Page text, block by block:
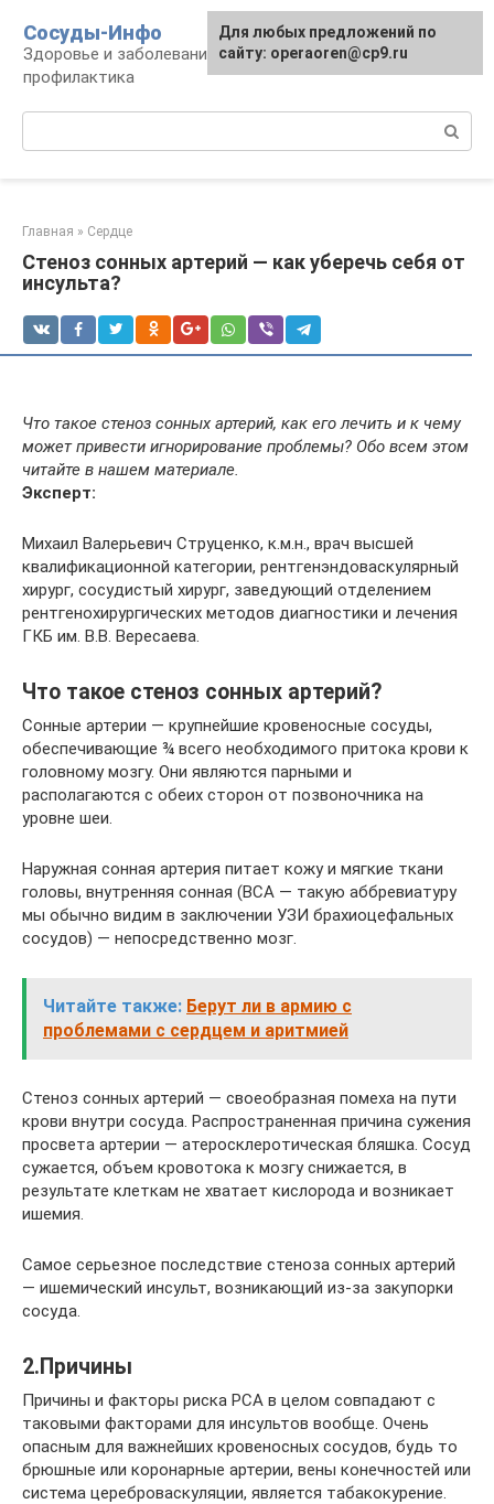
контенту
Сосуды-Инфо
Здоровье и заболевания сосудов и сердца,
профилактика
Главная » Сердце
Стеноз сонных артерий — как уберечь себя от
инсульта?
Что такое стеноз сонных артерий, как его лечить и к чему
может привести игнорирование проблемы? Обо всем этом
читайте в нашем материале.
Эксперт:
Михаил Валерьевич Струценко, к.м.н., врач высшей
квалификационной категории, рентгенэндоваскулярный
хирург, сосудистый хирург, заведующий отделением
рентгенохирургических методов диагностики и лечения
ГКБ им. В.В. Вересаева.
Что такое стеноз сонных артерий?
Сонные артерии — крупнейшие кровеносные сосуды,
обеспечивающие ¾ всего необходимого притока крови к
головному мозгу. Они являются парными и
располагаются с обеих сторон от позвоночника на
уровне шеи.
Наружная сонная артерия питает кожу и мягкие ткани
головы, внутренняя сонная (ВСА — такую аббревиатуру
мы обычно видим в заключении УЗИ брахиоцефальных
сосудов) — непосредственно мозг.
Читайте также: Берут ли в армию с
проблемами с сердцем и аритмией
Стеноз сонных артерий — своеобразная помеха на пути
крови внутри сосуда. Распространенная причина сужения
просвета артерии — атеросклеротическая бляшка. Сосуд
сужается, объем кровотока к мозгу снижается, в
результате клеткам не хватает кислорода и возникает
ишемия.
Самое серьезное последствие стеноза сонных артерий
— ишемический инсульт, возникающий из-за закупорки
сосуда.
2.Причины
Причины и факторы риска РСА в целом совпадают с
таковыми факторами для инсультов вообще. Очень
опасным для важнейших кровеносных сосудов, будь то
брюшные или коронарные артерии, вены конечностей или
система цереброваскуляции, является табакокурение.
Для любых предложений по
сайту: operaoren@cp9.ru